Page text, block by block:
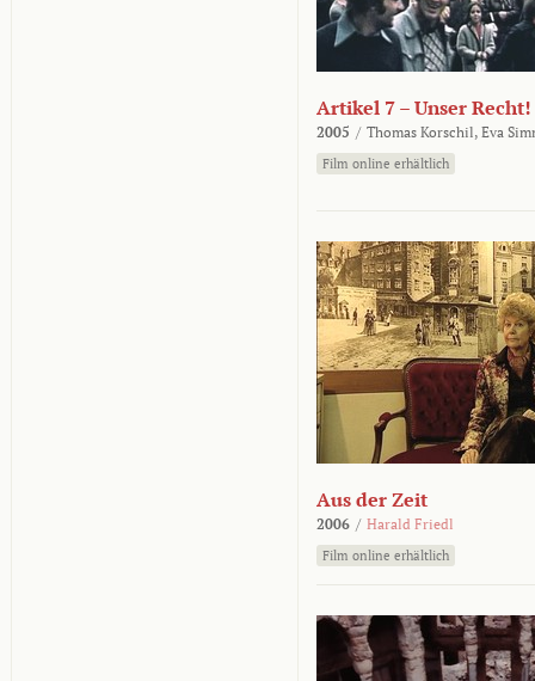
Artikel 7 – Unser Recht!
2005 / Thomas Korschil, Eva
Film online erhältlich
Aus der Zeit
2006 / Harald Friedl
Film online erhältlich